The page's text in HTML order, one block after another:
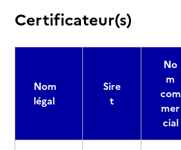
Certificateur(s)
Nom
légal
Sire
t
No
m
com
mer
cial